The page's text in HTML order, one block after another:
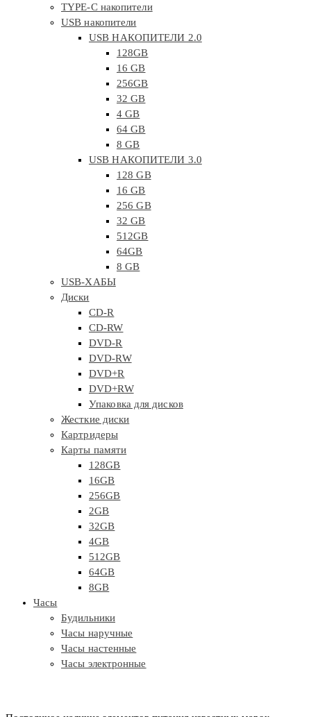
TYPE-C накопители
USB накопители
USB НАКОПИТЕЛИ 2.0
128GB
16 GB
256GB
32 GB
4 GB
64 GB
8 GB
USB НАКОПИТЕЛИ 3.0
128 GB
16 GB
256 GB
32 GB
512GB
64GB
8 GB
USB-ХАБЫ
Диски
CD-R
CD-RW
DVD-R
DVD-RW
DVD+R
DVD+RW
Упаковка для дисков
Жесткие диски
Картридеры
Карты памяти
128GB
16GB
256GB
2GB
32GB
4GB
512GB
64GB
8GB
Часы
Будильники
Часы наручные
Часы настенные
Часы электронные